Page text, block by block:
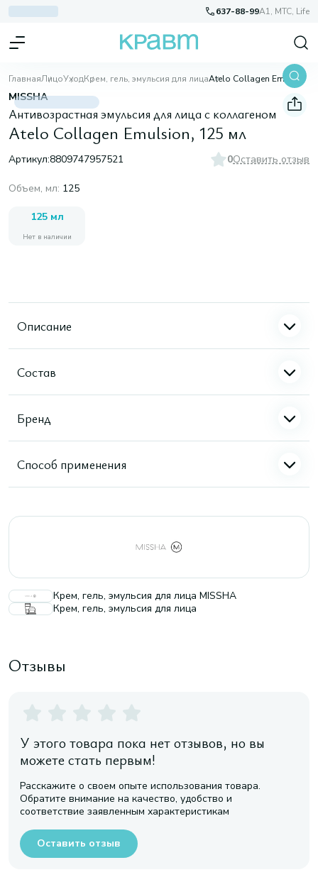
637-88-99A1, МТС, Life
ГлавнаяЛицоУходКрем, гель, эмульсия для лица Atelo Collagen Emulsion, 125 мл
MISSHA
Антивозрастная эмульсия для лица с коллагеном
Atelo Collagen Emulsion, 125 мл
Артикул:8809747957521 0Оставить отзыв
Объем, мл: 125
125 мл
Нет в наличии
Описание
Состав
Бренд
Способ применения
Крем, гель, эмульсия для лица MISSHA
Крем, гель, эмульсия для лица
Отзывы
У этого товара пока нет отзывов, но вы
можете стать первым!
Расскажите о своем опыте использования товара.
Обратите внимание на качество, удобство и
соответствие заявленным характеристикам
Оставить отзыв